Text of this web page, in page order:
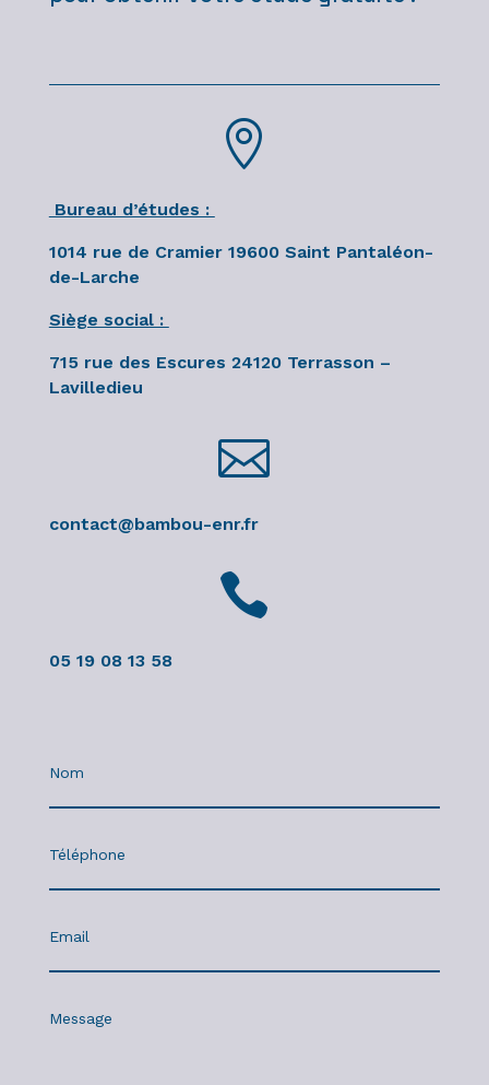

Bureau d’études :
1014 rue de Cramier 19600 Saint Pantaléon-
de-Larche
Siège social :
715 rue des Escures 24120 Terrasson –
Lavilledieu

contact@bambou-enr.fr

05 19 08 13 58